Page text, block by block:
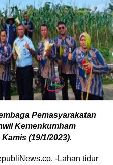
Pemasyarakatan
Kemenkumham
(19/1/2023).
-Lahan tidur